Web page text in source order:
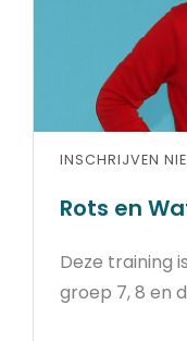
INSCHRIJVEN
Rots en
Deze training
groep 7, 8 en